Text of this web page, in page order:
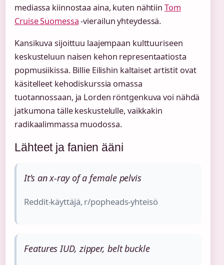
mediassa kiinnostaa aina, kuten nähtiin Tom
Cruise Suomessa-vierailun yhteydessä.
Kansikuva sijoittuu laajempaan kulttuuriseen
keskusteluun naisen kehon representaatiosta
popmusiikissa. Billie Eilishin kaltaiset artistit ovat
käsitelleet kehodiskurssia omassa
tuotannossaan, ja Lorden röntgenkuva voi nähdä
jatkumona tälle keskustelulle, vaikkakin
radikaalimmassa muodossa.
Lähteet ja fanien ääni
It’s an x-ray of a female pelvis
Reddit-käyttäjä, r/popheads-yhteisö
Features IUD, zipper, belt buckle